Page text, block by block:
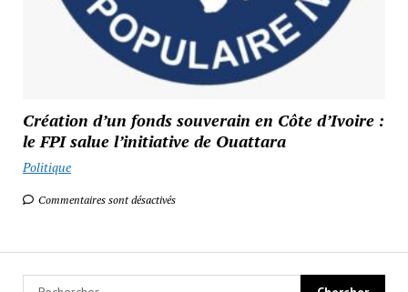
Création d’un fonds souverain en Côte d’Ivoire :
le FPI salue l’initiative de Ouattara
Politique
Commentaires sont désactivés